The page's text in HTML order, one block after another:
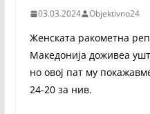
03.03.2024 Objektivno24
Женската ракометна
Македонија доживеа
но овој пат му
24-20 за нив.